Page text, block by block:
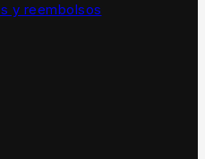
y reembolsos